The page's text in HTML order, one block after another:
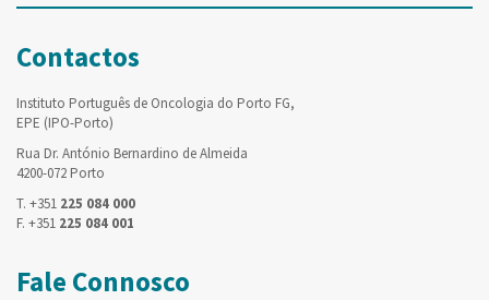
Contactos
Instituto Português de Oncologia do Porto FG,
EPE (IPO-Porto)
Rua Dr. António Bernardino de Almeida
4200-072 Porto
T. +351 225 084 000
F. +351 225 084 001
Fale Connosco